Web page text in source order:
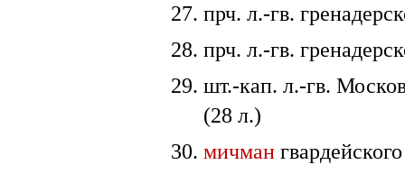
прч. л.-гв.
прч. л.-гв.
шт.-кап. л.-гв.
(28 л.)
мичман